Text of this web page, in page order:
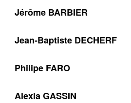
Jérôme BARBIER
Jean-Baptiste DECHERF
Philipe FARO
Alexia GASSIN